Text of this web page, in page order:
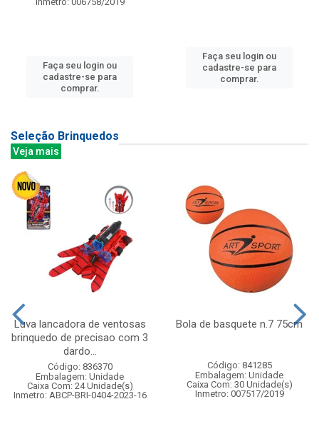
Faça seu login ou
cadastre-se para
comprar.
Faça seu login ou
cadastre-se para
comprar.
Seleção Brinquedos
Veja mais
Luva lancadora de ventosas
brinquedo de precisao com 3
dardo...
Código: 836370
Embalagem: Unidade
Caixa Com: 24 Unidade(s)
Inmetro: ABCP-BRI-0404-2023-16
Bola de basquete n.7 75cm
Código: 841285
Embalagem: Unidade
Caixa Com: 30 Unidade(s)
Inmetro: 007517/2019